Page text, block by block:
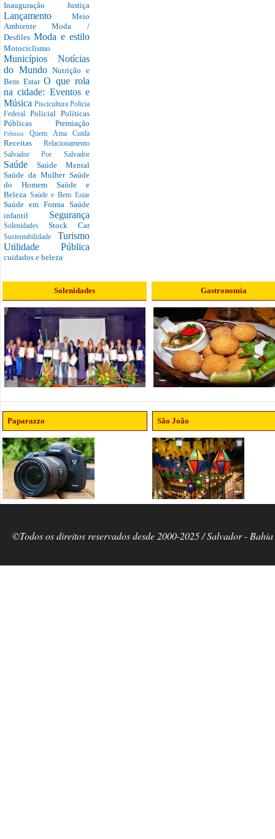
Inauguração Justiça
Lançamento Meio
AmbienteModa /
Desfiles Moda e estilo
Motociclismo
Municípios Notícias
do MundoNutrição e
Bem EstarO que rola
na cidade: Eventos e
Música Piscicultura Policia
Federal Policial Políticas
Públicas Premiação
PrêmiosQuem Ama Cuida
Receitas Relacionamento
Salvador Por Salvador
Saúde Saúde Mental
Saúde da Mulher Saúde
do Homem Saúde e
Beleza Saúde e Bem Estar
Saúde em Forma Saúde
infantil Segurança
SolenidadesStock Car
Sustentabilidade Turismo
Utilidade Pública
cuidados e beleza
Solenidades Gastronomia
Paparazzo São João
©Todos os direitos reservados desde 2000-2025 / Salvador -